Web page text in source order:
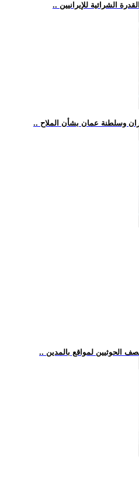
الشرائية للإيرانيين
وسلطنة عمان بشأن الملاح
الحوثيين لمواقع بالمدين